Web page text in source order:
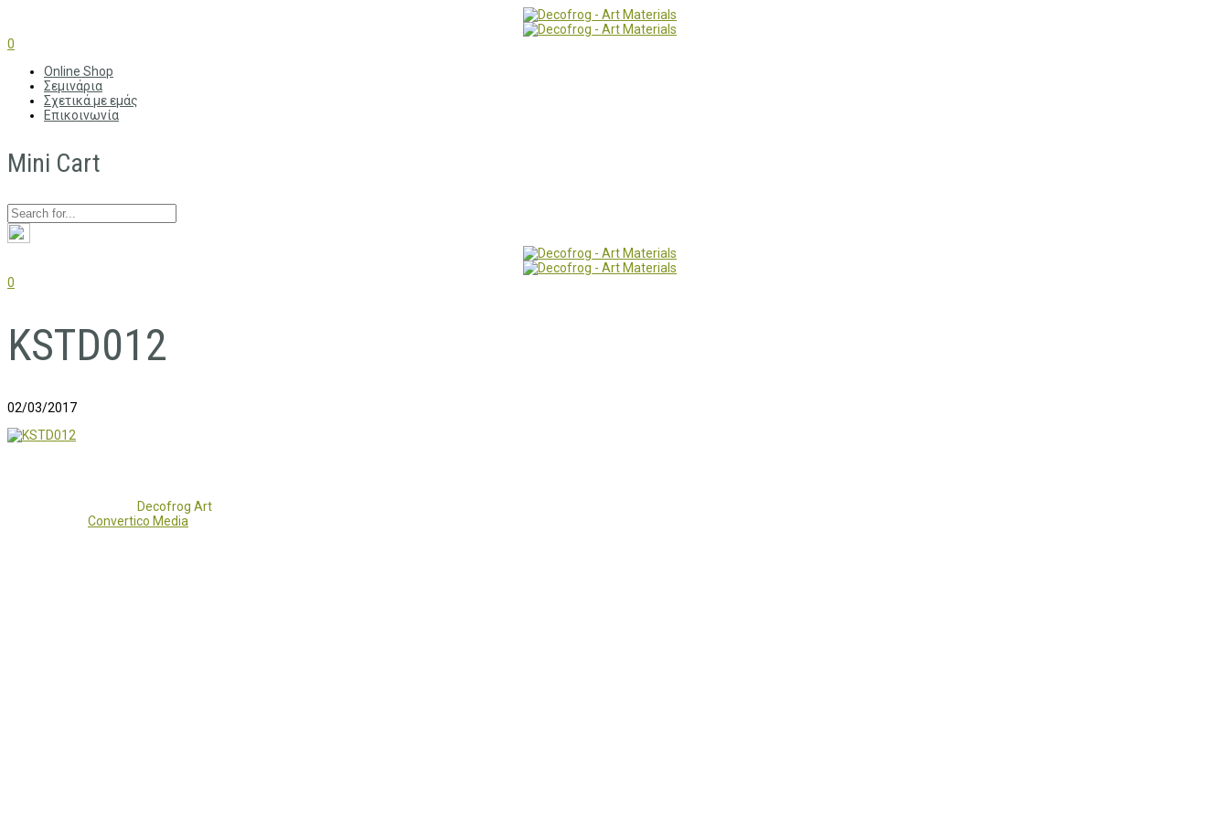
0
Online Shop
Σεμινάρια
Σχετικά με εμάς
Επικοινωνία
Mini Cart
0
KSTD012
02/03/2017
Decofrog Art
Convertico Media